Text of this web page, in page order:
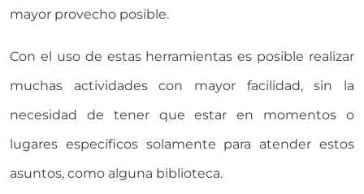
mayor provecho posible.
Con el uso de estas herramientas es posible realizar
muchas actividades con mayor facilidad, sin la
necesidad de tener que estar en momentos o
lugares específicos solamente para atender estos
asuntos, como alguna biblioteca.